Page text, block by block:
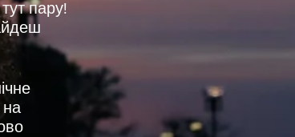
пару!
на